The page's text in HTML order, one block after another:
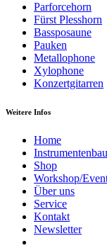
Parforcehorn
Fürst Plesshorn
Bassposaune
Pauken
Metallophone
Xylophone
Konzertgitarren
Weitere Infos
Home
Instrumentenbau
Shop
Workshop/
Über uns
Service
Kontakt
Newsletter